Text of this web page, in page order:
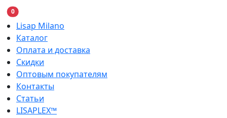
0В корзину
Lisap Milano
Каталог
Оплата и доставка
Скидки
Оптовым покупателям
Контакты
Статьи
LISAPLEX™